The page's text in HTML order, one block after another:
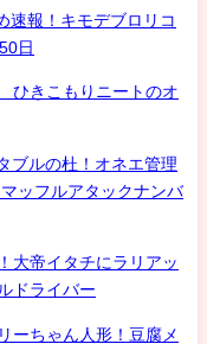
速報！キモデブロリコ
日
ひきこもりニートのオ
ブルの杜！オネエ管理
ッフルアタックナンバ
大帝イタチにラリアッ
ドライバー
ーちゃん人形！豆腐メ